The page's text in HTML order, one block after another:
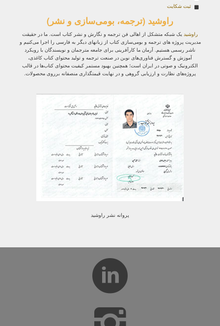
ثبت شکایت
راوشید (ترجمه، بومی‌سازی و نشر)
راوشید یک شبکه متشکل از اهالی فن ترجمه و نگارش و نشر کتاب است. ما در حقیقت
مدیریت پروژه‌ های ترجمه و بومی‌سازی کتاب از زبانهای دیگر به فارسی را اجرا می‌کنیم و
ناشر رسمی هستیم. آرمان ما کارآفرینی برای جامعه مترجمان و نویسندگان با رویکرد
آموزش و گسترش فناوری‌های نوین در صنعت ترجمه و تولید محتوای کتاب کاغذی،
الکترونیک و صوتی در ایران است؛ همچنین بهبود مستمر کیفیت محتوای کتاب‌ها در قالب
پروژه‌های نظارت و ارزیابی گروهی و در نهایت قیمتگذاری منصفانه برروی محصولات.
پروانه نشر راوشید